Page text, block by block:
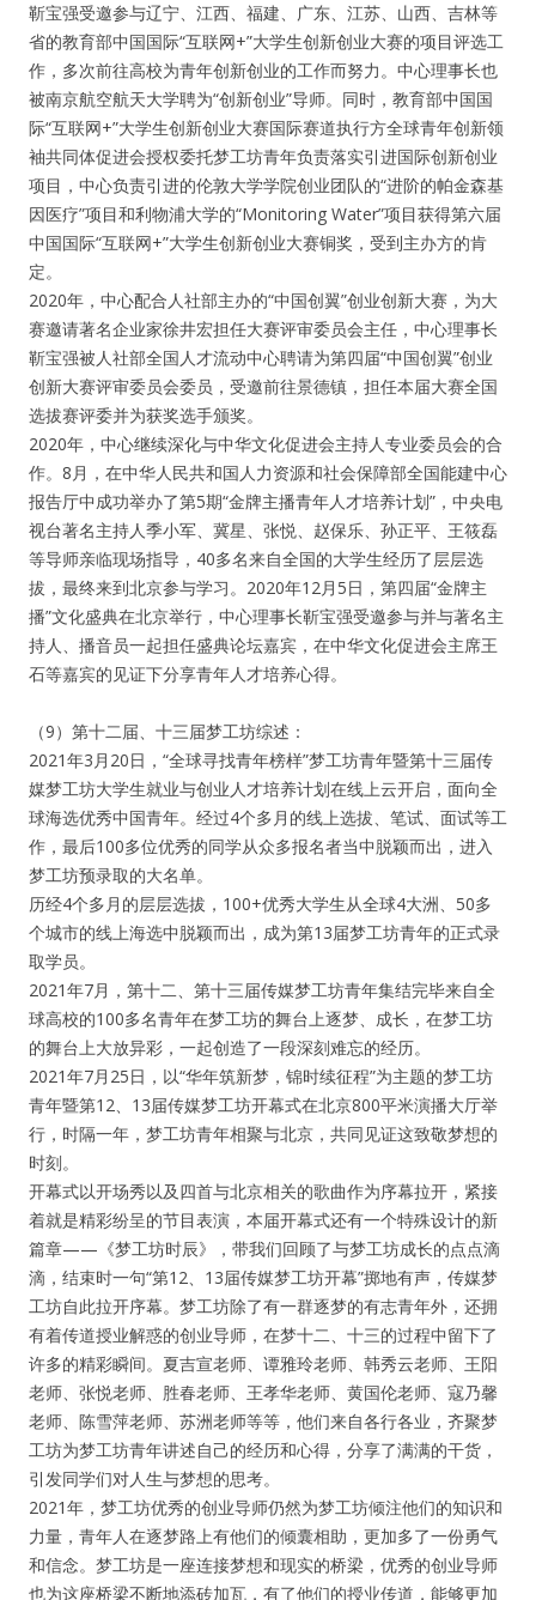
靳宝强受邀参与辽宁、江西、福建、广东、江苏、山西、吉林等
省的教育部中国国际“互联网+”大学生创新创业大赛的项目评选工
作，多次前往高校为青年创新创业的工作而努力。中心理事长也
被南京航空航天大学聘为“创新创业”导师。同时，教育部中国国
际“互联网+”大学生创新创业大赛国际赛道执行方全球青年创新领
袖共同体促进会授权委托梦工坊青年负责落实引进国际创新创业
项目，中心负责引进的伦敦大学学院创业团队的“进阶的帕金森基
因医疗”项目和利物浦大学的“Monitoring Water”项目获得第六届
中国国际“互联网+”大学生创新创业大赛铜奖，受到主办方的肯
定。
2020年，中心配合人社部主办的“中国创翼”创业创新大赛，为大
赛邀请著名企业家徐井宏担任大赛评审委员会主任，中心理事长
靳宝强被人社部全国人才流动中心聘请为第四届“中国创翼”创业
创新大赛评审委员会委员，受邀前往景德镇，担任本届大赛全国
选拔赛评委并为获奖选手颁奖。
2020年，中心继续深化与中华文化促进会主持人专业委员会的合
作。8月，在中华人民共和国人力资源和社会保障部全国能建中心
报告厅中成功举办了第5期“金牌主播青年人才培养计划”，中央电
视台著名主持人季小军、冀星、张悦、赵保乐、孙正平、王筱磊
等导师亲临现场指导，40多名来自全国的大学生经历了层层选
拔，最终来到北京参与学习。2020年12月5日，第四届“金牌主
播”文化盛典在北京举行，中心理事长靳宝强受邀参与并与著名主
持人、播音员一起担任盛典论坛嘉宾，在中华文化促进会主席王
石等嘉宾的见证下分享青年人才培养心得。
（9）第十二届、十三届梦工坊综述：
2021年3月20日，“全球寻找青年榜样”梦工坊青年暨第十三届传
媒梦工坊大学生就业与创业人才培养计划在线上云开启，面向全
球海选优秀中国青年。经过4个多月的线上选拔、笔试、面试等工
作，最后100多位优秀的同学从众多报名者当中脱颖而出，进入
梦工坊预录取的大名单。
历经4个多月的层层选拔，100+优秀大学生从全球4大洲、50多
个城市的线上海选中脱颖而出，成为第13届梦工坊青年的正式录
取学员。
2021年7月，第十二、第十三届传媒梦工坊青年集结完毕来自全
球高校的100多名青年在梦工坊的舞台上逐梦、成长，在梦工坊
的舞台上大放异彩，一起创造了一段深刻难忘的经历。
2021年7月25日，以“华年筑新梦，锦时续征程”为主题的梦工坊
青年暨第12、13届传媒梦工坊开幕式在北京800平米演播大厅举
行，时隔一年，梦工坊青年相聚与北京，共同见证这致敬梦想的
时刻。
开幕式以开场秀以及四首与北京相关的歌曲作为序幕拉开，紧接
着就是精彩纷呈的节目表演，本届开幕式还有一个特殊设计的新
篇章——《梦工坊时辰》，带我们回顾了与梦工坊成长的点点滴
滴，结束时一句“第12、13届传媒梦工坊开幕”掷地有声，传媒梦
工坊自此拉开序幕。梦工坊除了有一群逐梦的有志青年外，还拥
有着传道授业解惑的创业导师，在梦十二、十三的过程中留下了
许多的精彩瞬间。夏吉宣老师、谭雅玲老师、韩秀云老师、王阳
老师、张悦老师、胜春老师、王孝华老师、黄国伦老师、寇乃馨
老师、陈雪萍老师、苏洲老师等等，他们来自各行各业，齐聚梦
工坊为梦工坊青年讲述自己的经历和心得，分享了满满的干货，
引发同学们对人生与梦想的思考。
2021年，梦工坊优秀的创业导师仍然为梦工坊倾注他们的知识和
力量，青年人在逐梦路上有他们的倾囊相助，更加多了一份勇气
和信念。梦工坊是一座连接梦想和现实的桥梁，优秀的创业导师
也为这座桥梁不断地添砖加瓦，有了他们的授业传道，能够更加